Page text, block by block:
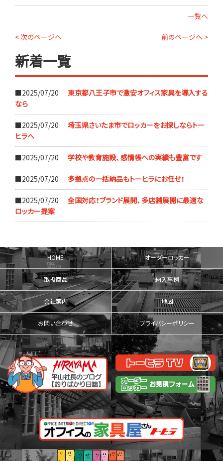
一覧へ
< 次のページへ 前のページへ >
新着一覧
■2025/07/20
東京都八王子市で激安オフィス家具を導入する
なら
■2025/07/20
埼玉県さいたま市でロッカーをお探しならトー
ヒラへ
■2025/07/20 学校や教育施設、感情帳への実績も豊富です
■2025/07/20 多拠点の一括納品もトーヒラにお任せ！
■2025/07/20
全国対応！ブランド展開、多店舗展開に最適な
ロッカー提案
HOME オーダーロッカー
取扱商品 納入事例
会社案内 地図
お問い合わせ プライバシーポリシー